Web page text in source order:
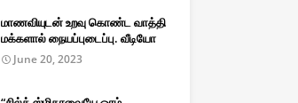
மாணவியுடன் உறவு கொண்ட வாத்தி
மக்களால் நையப்புடைப்பு. வீடியோ
June 20, 2023